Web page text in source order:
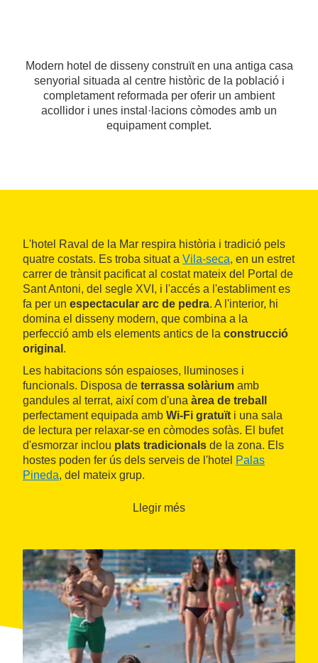
Modern hotel de disseny construït en una antiga casa
senyorial situada al centre històric de la població i
completament reformada per oferir un ambient
acollidor i unes instal·lacions còmodes amb un
equipament complet.
L'hotel Raval de la Mar respira història i tradició pels
quatre costats. Es troba situat a Vila-seca, en un estret
carrer de trànsit pacificat al costat mateix del Portal de
Sant Antoni, del segle XVI, i l'accés a l'establiment es
fa per un espectacular arc de pedra. A l'interior, hi
domina el disseny modern, que combina a la
perfecció amb els elements antics de la construcció
original .
Les habitacions són espaioses, lluminoses i
funcionals. Disposa de terrassa solàrium amb
gandules al terrat, així com d'una àrea de treball
perfectament equipada amb Wi-Fi gratuït i una sala
de lectura per relaxar-se en còmodes sofàs. El bufet
d'esmorzar inclou plats tradicionals de la zona. Els
hostes poden fer ús dels serveis de l'hotel Palas
Pineda, del mateix grup.
Llegir més